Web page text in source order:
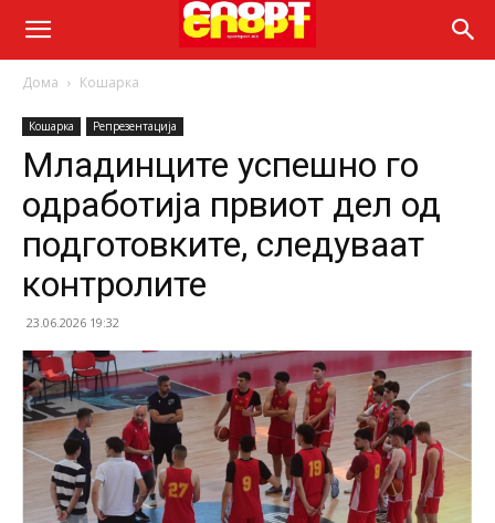
Дома Кошарка
Кошарка Репрезентација
Младинците успешно го
одработија првиот дел од
подготовките, следуваат
контролите
23.06.2026 19:32